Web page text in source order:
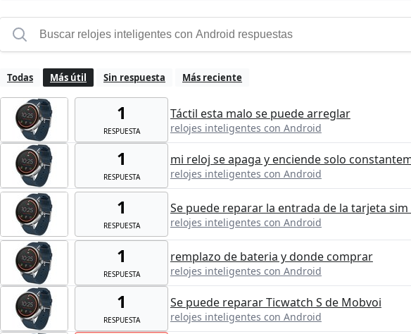
Todas Más útil Sin respuesta Más reciente
1
RESPUESTA
Táctil esta malo se puede arreglar
relojes inteligentes con Android
1
RESPUESTA
mi reloj se apaga y enciende solo
relojes inteligentes con Android
1
RESPUESTA
Se puede reparar la entrada de la tarjeta
relojes inteligentes con Android
1
RESPUESTA
remplazo de bateria y donde comprar
relojes inteligentes con Android
1
RESPUESTA
Se puede reparar Ticwatch S de Mobvoi
relojes inteligentes con Android